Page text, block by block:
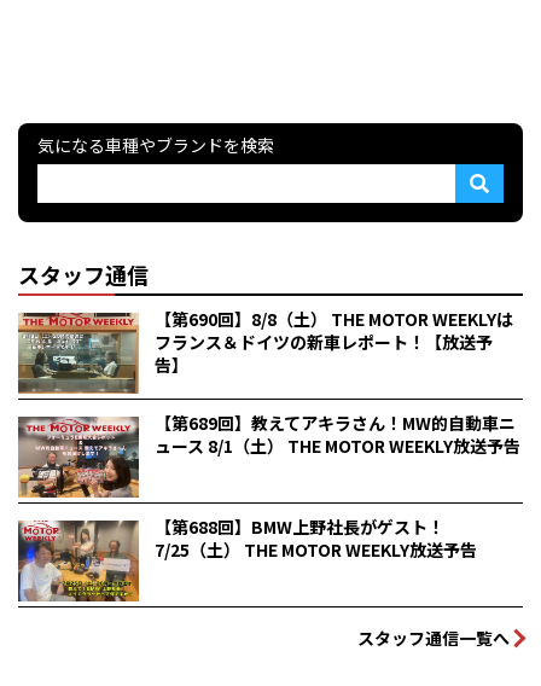
気になる車種やブランドを検索
スタッフ通信
【第690回】8/8（土） THE MOTOR WEEKLYは
フランス＆ドイツの新車レポート！【放送予
告】
【第689回】教えてアキラさん！MW的自動車ニ
ュース 8/1（土） THE MOTOR WEEKLY放送予告
【第688回】BMW上野社長がゲスト！
7/25（土） THE MOTOR WEEKLY放送予告
スタッフ通信一覧へ